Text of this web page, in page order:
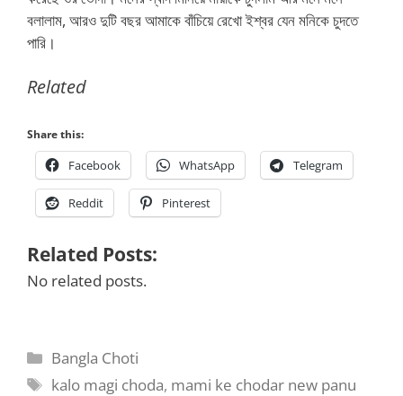
বলালাম, আরও দুটি বছর আমাকে বাঁচিয়ে রেখো ইশ্বর যেন মনিকে চুদতে
পারি।
Related
Share this:
Facebook WhatsApp Telegram
Reddit Pinterest
Related Posts:
No related posts.
Categories
Bangla Choti
Tags
kalo magi choda, mami ke chodar new panu